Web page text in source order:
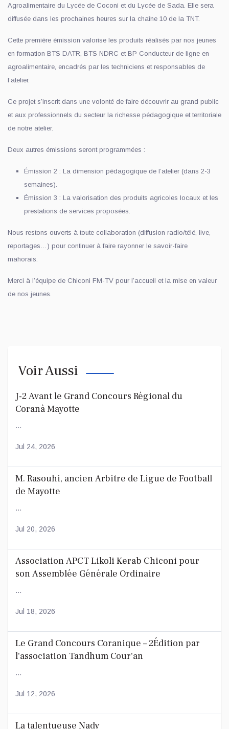
Agroalimentaire du Lycée de Coconi et du Lycée de Sada. Elle sera
diffusée dans les prochaines heures sur la chaîne 10 de la TNT.
Cette première émission valorise les produits réalisés par nos jeunes
en formation BTS DATR, BTS NDRC et BP Conducteur de ligne en
agroalimentaire, encadrés par les techniciens et responsables de
l’atelier.
Ce projet s’inscrit dans une volonté de faire découvrir au grand public
et aux professionnels du secteur la richesse pédagogique et territoriale
de notre atelier.
Deux autres émissions seront programmées :
Émission 2 : La dimension pédagogique de l’atelier (dans 2-3
semaines).
Émission 3 : La valorisation des produits agricoles locaux et les
prestations de services proposées.
Nous restons ouverts à toute collaboration (diffusion radio/télé, live,
reportages…) pour continuer à faire rayonner le savoir-faire
mahorais.
Merci à l’équipe de Chiconi FM-TV pour l’accueil et la mise en valeur
de nos jeunes.
Voir Aussi
J-2 Avant le Grand Concours Régional du
Coranà Mayotte
...
Jul 24, 2026
M. Rasouhi, ancien Arbitre de Ligue de Football
de Mayotte
...
Jul 20, 2026
Association APCT Likoli Kerab Chiconi pour
son Assemblée Générale Ordinaire
...
Jul 18, 2026
Le Grand Concours Coranique – 2Édition par
l'association Tandhum Cour'an
...
Jul 12, 2026
La talentueuse Nady